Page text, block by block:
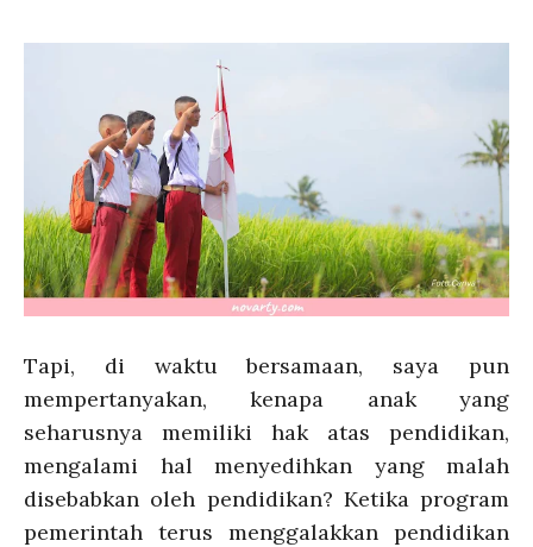
Tapi, di waktu bersamaan, saya pun
mempertanyakan, kenapa anak yang
seharusnya memiliki hak atas pendidikan,
mengalami hal menyedihkan yang malah
disebabkan oleh pendidikan? Ketika program
pemerintah terus menggalakkan pendidikan